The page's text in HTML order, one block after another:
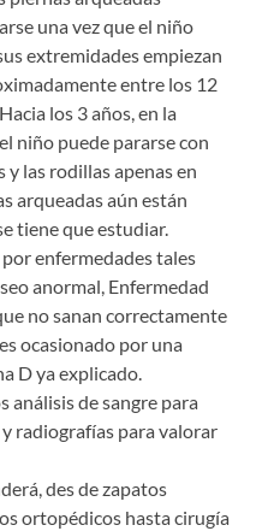
una vez que el niño
extremidades empiezan
entre los 12
los 3 años, en la
niño puede pararse con
las rodillas apenas en
arqueadas aún están
tiene que estudiar.
enfermedades tales
anormal, Enfermedad
no sanan correctamente
ocasionado por una
Dya explicado.
análisis de sangre para
radiografías para valorar
des de zapatos
ortopédicos hasta cirugía